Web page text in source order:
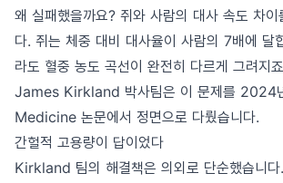
왜 실패했을까요? 쥐와 사람의 대사 속도 차이
다. 쥐는 체중 대비 대사율이 사람의 7배에 달
라도 혈중 농도 곡선이 완전히 다르게 그려
James Kirkland 박사팀은 이 문제를 2024
Medicine 논문에서 정면으로 다뤘습니다.
간헐적 고용량이 답이었다
Kirkland 팀의 해결책은 의외로 단순했습니